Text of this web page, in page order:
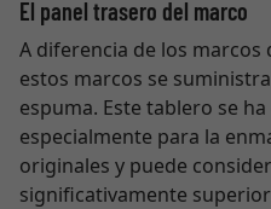
El panel trasero del marco
A diferencia de los marcos
estos marcos se
espuma. Este tablero se
especialmente para la
originales y puede
significativamente